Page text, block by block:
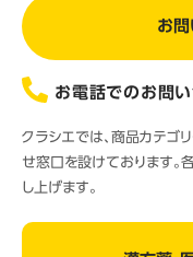
お問
お電話でのお問
クラシエでは、商品カテゴリ
せ窓口を設けております。
し上げます。